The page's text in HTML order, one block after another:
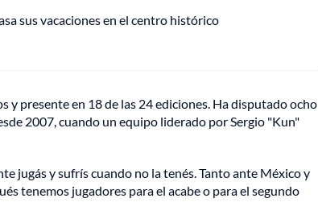
sus vacaciones en el centro histórico
y presente en 18 de las 24 ediciones. Ha disputado ocho
2007, cuando un equipo liderado por Sergio "Kun"
jugás y sufrís cuando no la tenés. Tanto ante México y
tenemos jugadores para el acabe o para el segundo